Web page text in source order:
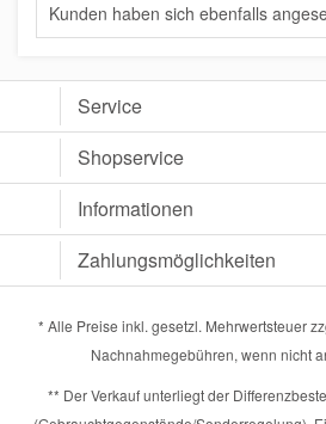
Kunden haben sich ebenfalls
Service
Shopservice
Informationen
Zahlungsmöglichkeiten
* Alle Preise inkl. gesetzl. Mehrwertsteuer
Nachnahmegebühren, wenn nicht
** Der Verkauf unterliegt der